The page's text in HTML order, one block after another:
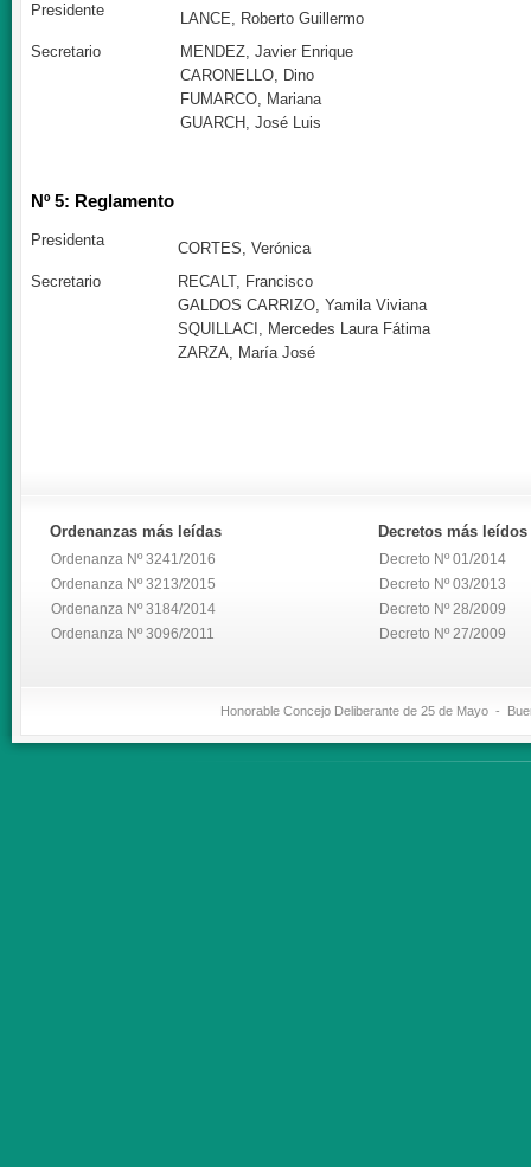
Presidente
LANCE, Roberto Guillermo
Secretario
MENDEZ, Javier Enrique
CARONELLO, Dino
FUMARCO, Mariana
GUARCH, José Luis
Nº 5: Reglamento
Presidenta
CORTES, Verónica
Secretario
RECALT, Francisco
GALDOS CARRIZO, Yamila Viviana
SQUILLACI, Mercedes Laura Fátima
ZARZA, María José
Ordenanzas más leídas
Ordenanza Nº 3241/2016
Ordenanza Nº 3213/2015
Ordenanza Nº 3184/2014
Ordenanza Nº 3096/2011
Decretos más leídos
Decreto Nº 01/2014
Decreto Nº 03/2013
Decreto Nº 28/2009
Decreto Nº 27/2009
Honorable Concejo Deliberante de 25 de